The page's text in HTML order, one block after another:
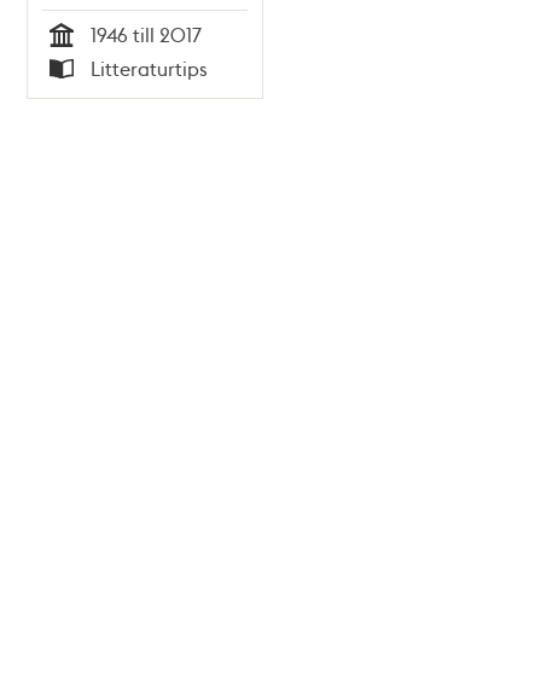
Tid
1946 till 2017
Typ
Litteraturtips